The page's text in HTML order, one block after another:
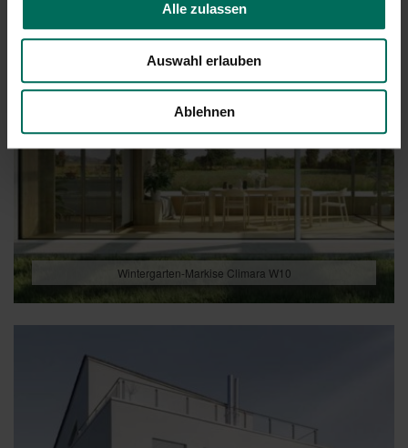
Alle zulassen
Auswahl erlauben
Ablehnen
Wintergarten-Markise Climara W10